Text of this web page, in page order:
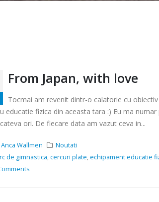
From Japan, with love
Tocmai am revenit dintr-o calatorie cu
educatie fizica din aceasta tara :) Eu ma
ori. De fiecare data am vazut ceva in...
Anca Wallmen
Noutati
de gimnastica,cercuri plate,echipament educatie